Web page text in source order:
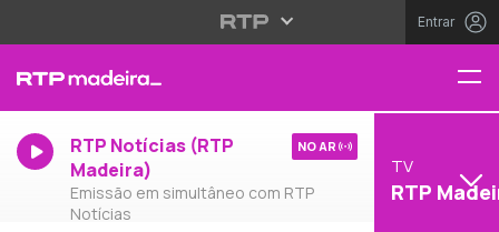
Entrar
RTP Notícias (RTP
Madeira)
Emissão em simultâneo com RTP
Notícias
NO AR
TV
RTP